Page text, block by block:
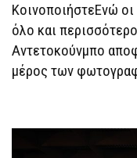
ΚοινοποιήστεΕνώ
όλο και
Αντετοκούνμπο
μέρος των